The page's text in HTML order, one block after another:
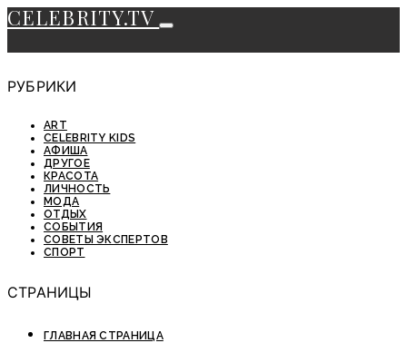
CELEBRITY.TV
РУБРИКИ
ART
CELEBRITY KIDS
АФИША
ДРУГОЕ
КРАСОТА
ЛИЧНОСТЬ
МОДА
ОТДЫХ
СОБЫТИЯ
СОВЕТЫ ЭКСПЕРТОВ
СПОРТ
СТРАНИЦЫ
ГЛАВНАЯ СТРАНИЦА